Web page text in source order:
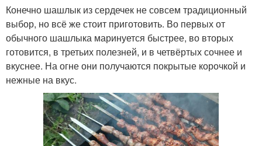
Конечно шашлык из сердечек не совсем традиционный
выбор, но всё же стоит приготовить. Во первых от
обычного шашлыка маринуется быстрее, во вторых
готовится, в третьих полезней, и в четвёртых сочнее и
вкуснее. На огне они получаются покрытые корочкой и
нежные на вкус.